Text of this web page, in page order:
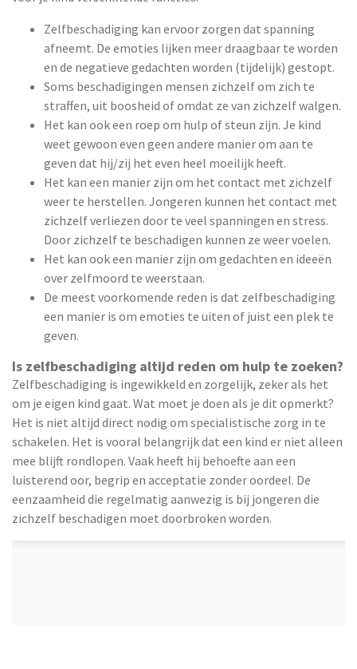
Zelfbeschadiging kan ervoor zorgen dat spanning
afneemt. De emoties lijken meer draagbaar te worden
en de negatieve gedachten worden (tijdelijk) gestopt.
Soms beschadigingen mensen zichzelf om zich te
straffen, uit boosheid of omdat ze van zichzelf walgen.
Het kan ook een roep om hulp of steun zijn. Je kind
weet gewoon even geen andere manier om aan te
geven dat hij/zij het even heel moeilijk heeft.
Het kan een manier zijn om het contact met zichzelf
weer te herstellen. Jongeren kunnen het contact met
zichzelf verliezen door te veel spanningen en stress.
Door zichzelf te beschadigen kunnen ze weer voelen.
Het kan ook een manier zijn om gedachten en ideeën
over zelfmoord te weerstaan.
De meest voorkomende reden is dat zelfbeschadiging
een manier is om emoties te uiten of juist een plek te
geven.
Is zelfbeschadiging altijd reden om hulp te zoeken?
Zelfbeschadiging is ingewikkeld en zorgelijk, zeker als het
om je eigen kind gaat. Wat moet je doen als je dit opmerkt?
Het is niet altijd direct nodig om specialistische zorg in te
schakelen. Het is vooral belangrijk dat een kind er niet alleen
mee blijft rondlopen. Vaak heeft hij behoefte aan een
luisterend oor, begrip en acceptatie zonder oordeel. De
eenzaamheid die regelmatig aanwezig is bij jongeren die
zichzelf beschadigen moet doorbroken worden.